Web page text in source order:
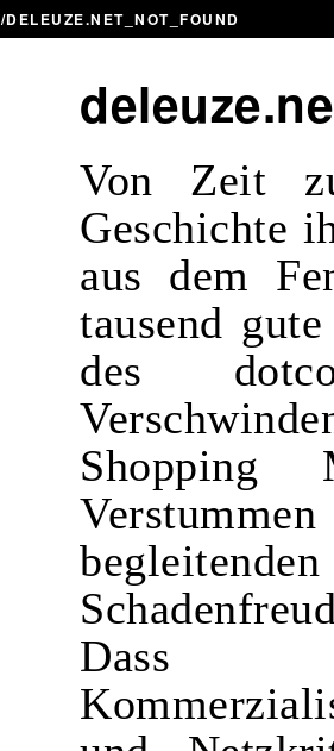
/DELEUZE.NET_NOT_FOUND
Von Zeit
Geschichte
aus dem
tausend
des
Dass